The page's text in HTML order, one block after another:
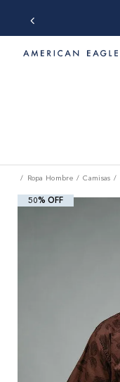
Ropa Hombre Camisas
50% OFF